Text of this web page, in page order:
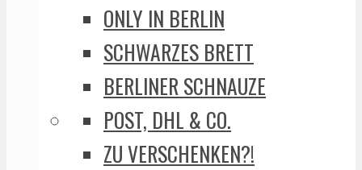
ONLY IN BERLIN
SCHWARZES BRETT
BERLINER SCHNAUZE
POST, DHL & CO.
ZU VERSCHENKEN?!